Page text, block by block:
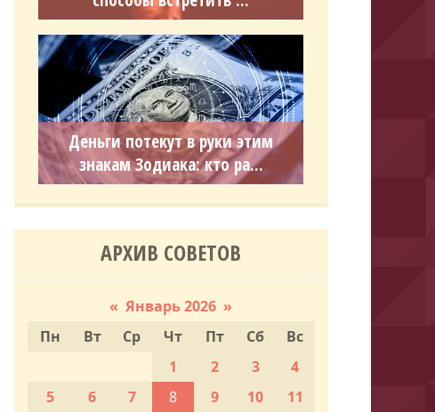
Деньги потекут в руки этим
знакам Зодиака: кто ра...
АРХИВ СОВЕТОВ
« Январь 2026 »
Пн
Вт Ср Чт Пт Сб
Вс
1
2 3
4
5
6 7 8 9 10
11